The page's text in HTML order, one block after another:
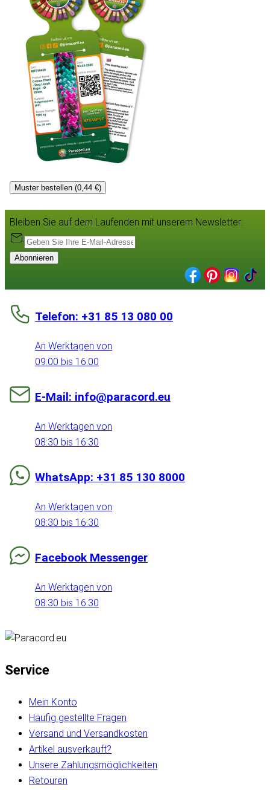
Muster bestellen (0,44 €)
Bleiben Sie auf dem Laufenden mit unserem Newsletter:
Abonnieren
Telefon: +31 85 13 080 00
An Werktagen von
09:00 bis 16:00
E-Mail: info@paracord.eu
An Werktagen von
08:30 bis 16:30
WhatsApp: +31 85 130 8000
An Werktagen von
08:30 bis 16:30
Facebook Messenger
An Werktagen von
08:30 bis 16:30
Service
Mein Konto
Häufig gestellte Fragen
Versand und Versandkosten
Artikel ausverkauft?
Unsere Zahlungsmöglichkeiten
Retouren